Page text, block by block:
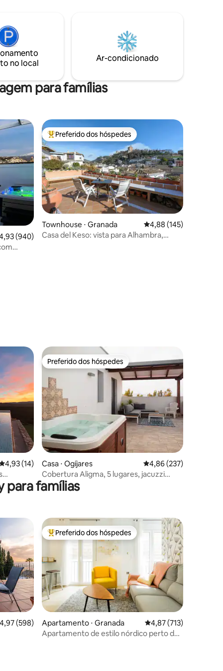
a
a pé
de
metros da Plaza Larga e do famoso
Mirador de San Nicolás, de onde se pode
desfrutar de vistas maravilhosas de La
no local
Ar-condicionado
para famílias
hóspedes
de uma avaliação média de 5, 940 avaliações
(940)
Entre os melhores preferidos dos hóspedes
Preferido dos hóspedes
Townhouse ⋅ Granada 4,88 de uma avaliação
4,88 (145)
Casa del Keso: vista para Alhambra,
de uma avaliação média de 5, 14 avaliações
4,93 (14)
Preferido dos hóspedes
Preferido dos hóspedes
Casa ⋅ Ogíjares 4,86 de uma avaliação
4,86 (237)
Cobertura Aligma, 5 lugares, jacuzzi
pago
para famílias
hóspedes
de uma avaliação média de 5, 598 avaliações
4,97 (598)
Entre os melhores preferidos dos hóspedes
Preferido dos hóspedes
Apartamento ⋅ Granada 4,87 de uma avaliação
4,87 (713)
Apartamento de estilo nórdico perto da